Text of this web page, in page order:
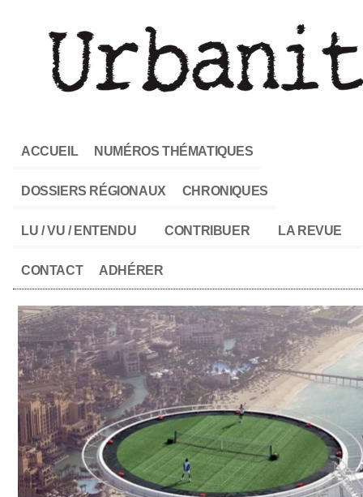
ACCUEIL NUMÉROS THÉMATIQUES
DOSSIERS RÉGIONAUX CHRONIQUES
LU / VU / ENTENDU CONTRIBUER LA REVUE
CONTACT ADHÉRER